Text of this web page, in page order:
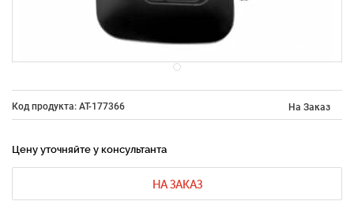
Код продукта: AT-177366 На Заказ
Цену уточняйте у консультанта
НА ЗАКАЗ